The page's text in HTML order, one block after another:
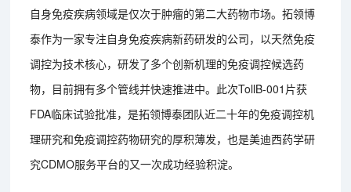
自身免疫疾病领域是仅次于肿瘤的第二大药物市场。拓领博
泰作为一家专注自身免疫疾病新药研发的公司，以天然免疫
调控为技术核心，研发了多个创新机理的免疫调控候选药
物，目前拥有多个管线并快速推进中。此次TollB-001片获
FDA临床试验批准，是拓领博泰团队近二十年的免疫调控机
理研究和免疫调控药物研究的厚积薄发，也是美迪西药学研
究CDMO服务平台的又一次成功经验积淀。